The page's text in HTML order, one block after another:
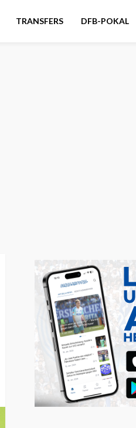
TRANSFERS DFB-POKAL